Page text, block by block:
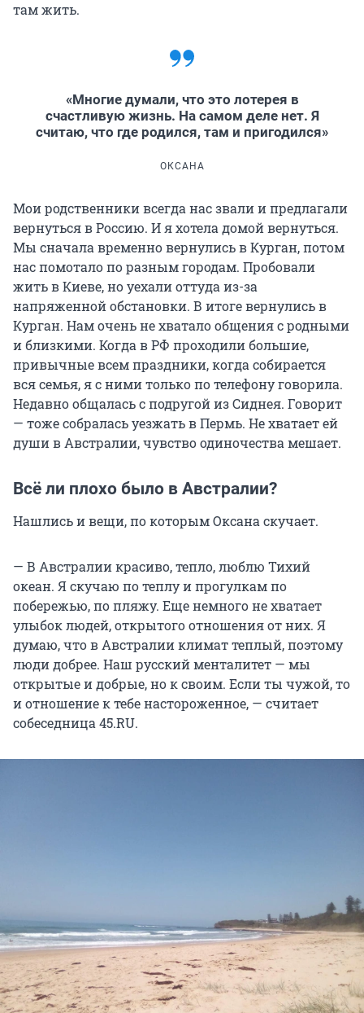
там жить.
«Многие думали, что это лотерея в
счастливую жизнь. На самом деле нет. Я
считаю, что где родился, там и пригодился»
ОКСАНА
Мои родственники всегда нас звали и предлагали
вернуться в Россию. И я хотела домой вернуться.
Мы сначала временно вернулись в Курган, потом
нас помотало по разным городам. Пробовали
жить в Киеве, но уехали оттуда из-за
напряженной обстановки. В итоге вернулись в
Курган. Нам очень не хватало общения с родными
и близкими. Когда в РФ проходили большие,
привычные всем праздники, когда собирается
вся семья, я с ними только по телефону говорила.
Недавно общалась с подругой из Сиднея. Говорит
— тоже собралась уезжать в Пермь. Не хватает ей
души в Австралии, чувство одиночества мешает.
Всё ли плохо было в Австралии?
Нашлись и вещи, по которым Оксана скучает.
— В Австралии красиво, тепло, люблю Тихий
океан. Я скучаю по теплу и прогулкам по
побережью, по пляжу. Еще немного не хватает
улыбок людей, открытого отношения от них. Я
думаю, что в Австралии климат теплый, поэтому
люди добрее. Наш русский менталитет — мы
открытые и добрые, но к своим. Если ты чужой, то
и отношение к тебе настороженное, — считает
собеседница 45.RU.